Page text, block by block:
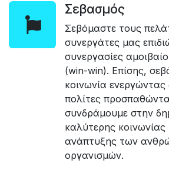
Σεβασμός
Σεβόμαστε τους
συνεργάτες μας
συνεργασίες
(win-win). Επίσης,
κοινωνία
πολίτες
συνδράμουμε στην
καλύτερης
ανάπτυξης των
οργανισμών.​​